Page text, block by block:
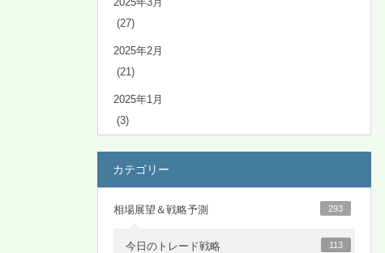
(27)
2025年2月
(21)
2025年1月
(3)
カテゴリー
相場展望＆戦略予測 293
今日のトレード戦略 113